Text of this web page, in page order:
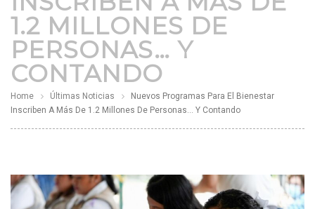
1.2 MILLONES DE
PERSONAS… Y
CONTANDO
Home Últimas Noticias
Nuevos Programas Para El Bienestar
Inscriben A Más De 1.2 Millones De Personas… Y Contando